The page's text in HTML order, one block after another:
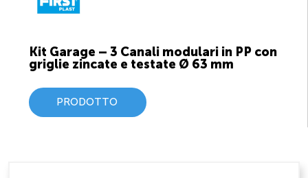
Kit Garage – 3 Canali modulari in PP con
griglie zincate e testate Ø 63 mm
PRODOTTO